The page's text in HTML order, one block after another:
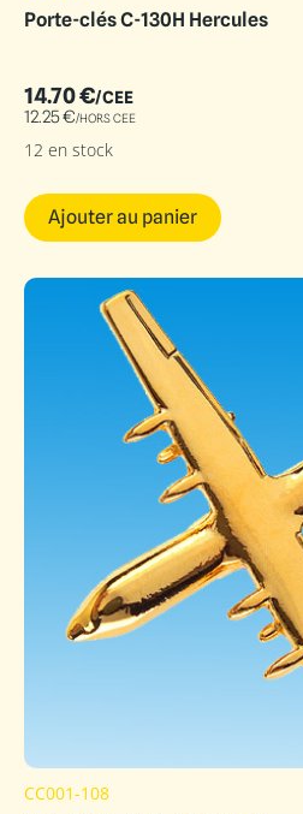
Porte-clés C-130H Hercules
14.70€/CEE
12.25€/HORS CEE
12 en stock
Ajouter au panier
CC001-108